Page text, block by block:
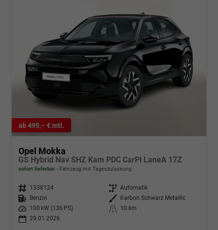
ab 495,– € mtl.
Opel Mokka
GS Hybrid Nav SHZ Kam PDC CarPl LaneA 17Z
sofort lieferbar Fahrzeug mit Tageszulassung
Fahrzeugnr. 1338124 Getriebe Automatik
Kraftstoff
Benzin Außenfarbe
Karbon Schwarz Metallic
Leistung
100 kW (136 PS) Kilometerstand
10 km
29.01.2026